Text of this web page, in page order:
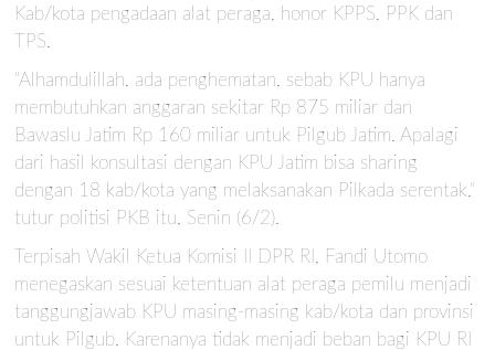
Kab/kota pengadaan alat peraga, honor KPPS, PPK dan
TPS.
"Alhamdulillah, ada penghematan, sebab KPU hanya
membutuhkan anggaran sekitar Rp 875 miliar dan
Bawaslu Jatim Rp 160 miliar untuk Pilgub Jatim. Apalagi
dari hasil konsultasi dengan KPU Jatim bisa sharing
dengan 18 kab/kota yang melaksanakan Pilkada serentak,"
tutur politisi PKB itu, Senin (6/2).
Terpisah Wakil Ketua Komisi II DPR RI, Fandi Utomo
menegaskan sesuai ketentuan alat peraga pemilu menjadi
tanggungjawab KPU masing-masing kab/kota dan provinsi
untuk Pilgub. Karenanya tidak menjadi beban bagi KPU RI